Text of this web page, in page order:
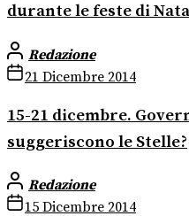
durante le feste di
Redazione
21 Dicembre 2014
15-21 dicembre.
suggeriscono le Stelle?
Redazione
15 Dicembre 2014